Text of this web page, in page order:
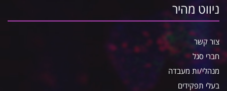
ניווט מהיר
צור קשר
חברי סגל
מנהלי/ות מעבדה
בעלי תפקידים